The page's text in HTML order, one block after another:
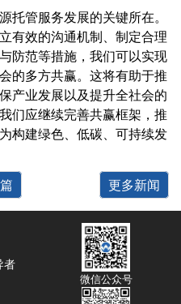
托管服务发展的关键所在。
有效的沟通机制、制定合理
防范等措施，我们可以实现
的多方共赢。这将有助于推
产业发展以及提升全社会的
们应继续完善共赢框架，推
构建绿色、低碳、可持续发
更多新闻
者
微信公众号